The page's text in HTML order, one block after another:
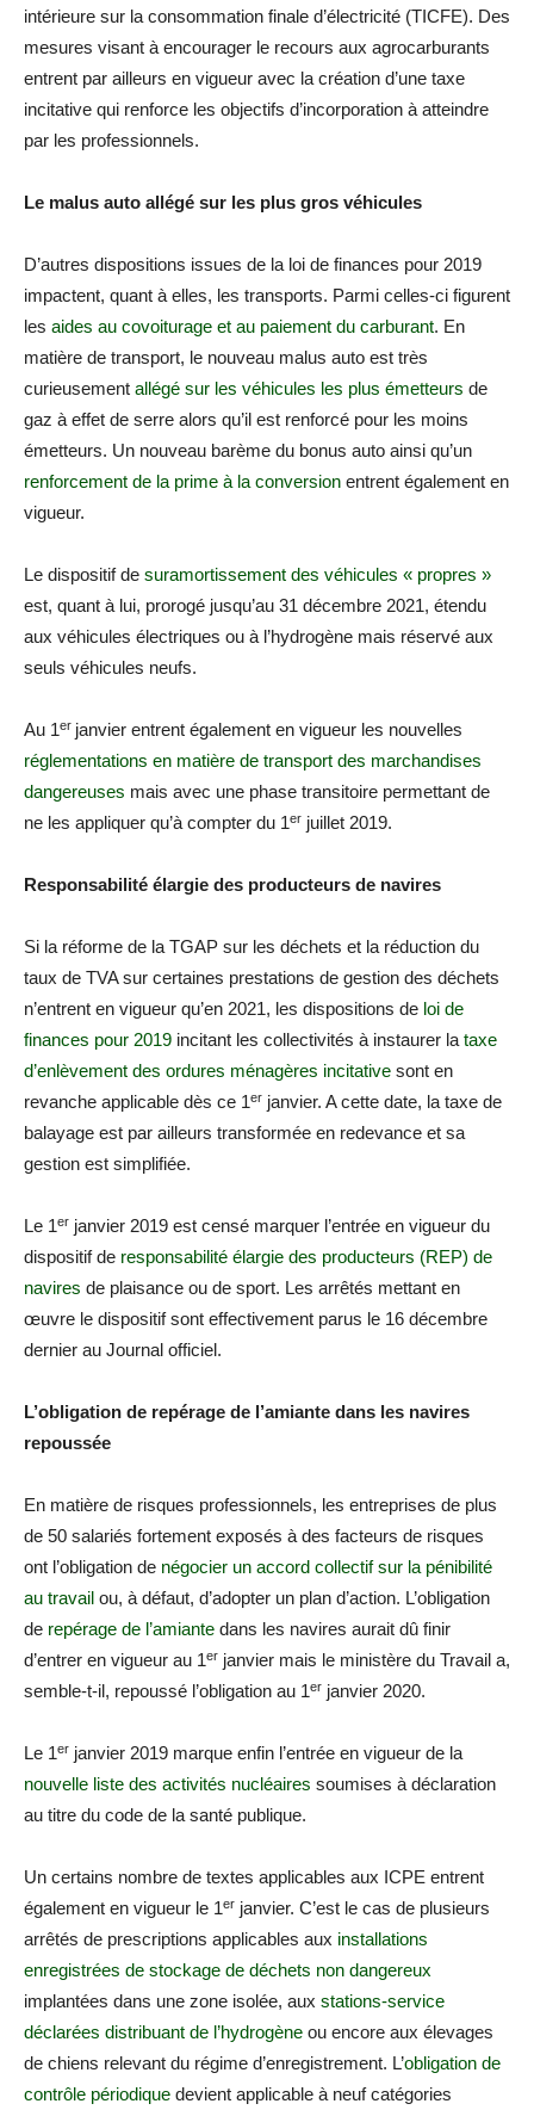
intérieure sur la consommation finale d’électricité (TICFE). Des
mesures visant à encourager le recours aux agrocarburants
entrent par ailleurs en vigueur avec la création d’une taxe
incitative qui renforce les objectifs d’incorporation à atteindre
par les professionnels.
Le malus auto allégé sur les plus gros véhicules
D’autres dispositions issues de la loi de finances pour 2019
impactent, quant à elles, les transports. Parmi celles-ci figurent
les aides au covoiturage et au paiement du carburant. En
matière de transport, le nouveau malus auto est très
curieusement allégé sur les véhicules les plus émetteurs de
gaz à effet de serre alors qu’il est renforcé pour les moins
émetteurs. Un nouveau barème du bonus auto ainsi qu’un
renforcement de la prime à la conversion entrent également en
vigueur.
Le dispositif de suramortissement des véhicules « propres »
est, quant à lui, prorogé jusqu’au 31 décembre 2021, étendu
aux véhicules électriques ou à l’hydrogène mais réservé aux
seuls véhicules neufs.
Au 1er janvier entrent également en vigueur les nouvelles
réglementations en matière de transport des marchandises
dangereuses mais avec une phase transitoire permettant de
ne les appliquer qu’à compter du 1er juillet 2019.
Responsabilité élargie des producteurs de navires
Si la réforme de la TGAP sur les déchets et la réduction du
taux de TVA sur certaines prestations de gestion des déchets
n’entrent en vigueur qu’en 2021, les dispositions de loi de
finances pour 2019 incitant les collectivités à instaurer lataxe
d’enlèvement des ordures ménagères incitative sont en
revanche applicable dès ce 1er janvier. A cette date, la taxe de
balayage est par ailleurs transformée en redevance et sa
gestion est simplifiée.
Le 1er janvier 2019 est censé marquer l’entrée en vigueur du
dispositif de responsabilité élargie des producteurs (REP) de
navires de plaisance ou de sport. Les arrêtés mettant en
œuvre le dispositif sont effectivement parus le 16 décembre
dernier au Journal officiel.
L’obligation de repérage de l’amiante dans les navires
repoussée
En matière de risques professionnels, les entreprises de plus
de 50 salariés fortement exposés à des facteurs de risques
ont l’obligation de négocier un accord collectif sur la pénibilité
au travail ou, à défaut, d’adopter un plan d’action. L’obligation
de repérage de l’amiante dans les navires aurait dû finir
d’entrer en vigueur au 1er janvier mais le ministère du Travail a,
semble-t-il, repoussé l’obligation au 1er janvier 2020.
Le 1er janvier 2019 marque enfin l’entrée en vigueur de la
nouvelle liste des activités nucléaires soumises à déclaration
au titre du code de la santé publique.
Un certains nombre de textes applicables aux ICPE entrent
également en vigueur le 1er janvier. C’est le cas de plusieurs
arrêtés de prescriptions applicables aux installations
enregistrées de stockage de déchets non dangereux
implantées dans une zone isolée, aux stations-service
déclarées distribuant de l’hydrogène ou encore aux élevages
de chiens relevant du régime d’enregistrement. L’obligation de
contrôle périodique devient applicable à neuf catégories